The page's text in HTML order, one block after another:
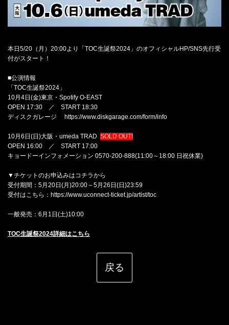
本日5/20（月）20:00より「TOC生誕祭2024」のオフィシャルHP/SNS先行受
付がスタート！
■公演情報
「TOC生誕祭2024」
10月4日(金)東京・Spotify O-EAST
OPEN 17:30 ／ START 18:30
ディスクガレージ
https://www.diskgarage.com/form/info
10月6日(日)大阪・umeda TRAD SOLD OUT!
OPEN 16:00 ／ START 17:00
キョードーインフォメーション 0570-200-888(11:00～18:00 日祝休業)
▼チケットのお申込みはコチラから
受付期間：5月20日(月)20:00～5月26日(日)23:59
受付はこちら： https://www.uconnect-ticket.jp/artist/toc
一般発売：6月1日(土)10:00
TOC生誕祭2024詳細はこちら
戻る